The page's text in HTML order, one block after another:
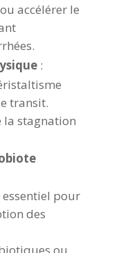
accélérer le
:
transit.
la stagnation
pour
des